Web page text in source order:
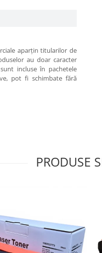
aparţin titularilor de
au doar caracter
incluse în pachetele
pot fi schimbate fără
PRODUSE